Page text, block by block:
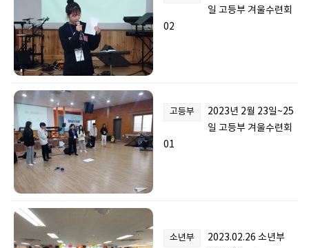
일 고등부 겨울수련회
02
고등부
2023년 2월 23일~25
일 고등부 겨울수련회
01
소년부
2023.02.26 소년부